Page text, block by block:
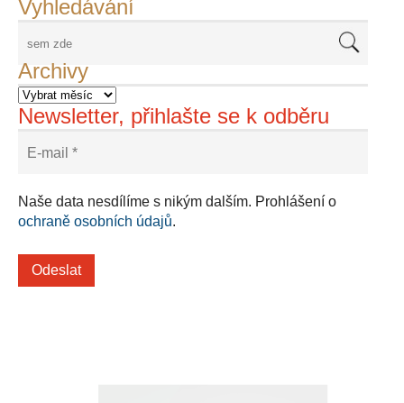
Vyhledávání
Archivy
Newsletter, přihlašte se k odběru
Naše data nesdílíme s nikým dalším. Prohlášení o
ochraně osobních údajů.